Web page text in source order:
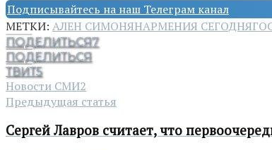
Подписывайтесь на наш Телеграм канал
МЕТКИ: АЛЕН СИМОНЯНАРМЕНИЯ СЕГОДНЯ
ПОДЕЛИТЬСЯ7
ПОДЕЛИТЬСЯ
ТВИТ5
Новости СМИ2
Предыдущая статья
Сергей Лавров считает, что